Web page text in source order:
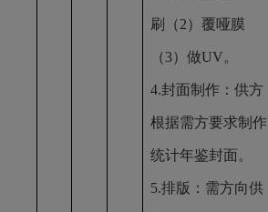
刷（2）覆哑膜
（3）做UV。
4.封面制作：供方
根据需方要求制作
统计年鉴封面。
5.排版：需方向供